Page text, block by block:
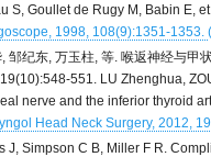
S, Goullet de Rugy M, Babin E,
1998, 108(9):1351-1353. (
邹纪东, 万玉柱, 等. 喉返神经与甲
551. LU Zhenghua,
nerve and the inferior thyroid
Head Neck Surgery, 2012,
J, Simpson C B, Miller F R.